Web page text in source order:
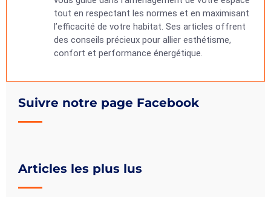
Suivre notre page Facebook
Articles les plus lus
tout en respectant les normes et en maximisant
l’efficacité de votre habitat. Ses articles offrent
des conseils précieux pour allier esthétisme,
confort et performance énergétique.